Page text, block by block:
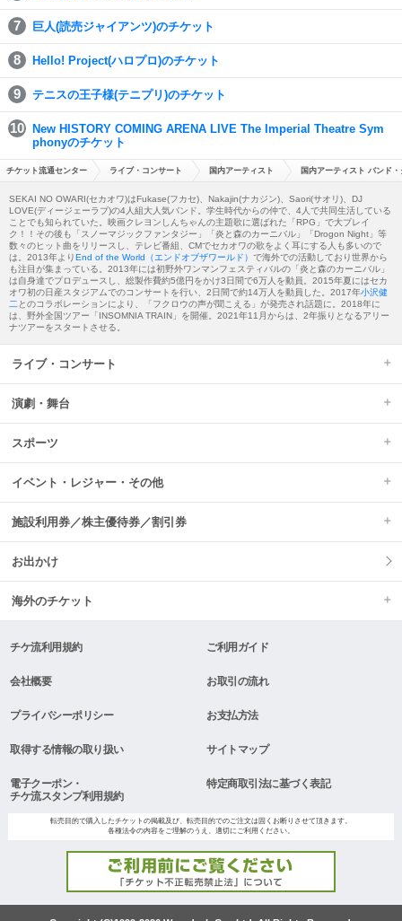
巨人(読売ジャイアンツ)のチケット
Hello! Project(ハロプロ)のチケット
テニスの王子様(テニプリ)のチケット
New HISTORY COMING ARENA LIVE The Imperial Theatre Sym
phonyのチケット
チケット流通センター ライブ・コンサート 国内アーティスト 国内アーティスト バンド
SEKAI NO OWARI(セカオワ)はFukase(フカセ)、Nakajin(ナカジン)、Saori(サオリ)、DJ
LOVE(ディージェーラブ)の4人組大人気バンド。学生時代からの仲で、4人で共同生活している
ことでも知られていた。映画クレヨンしんちゃんの主題歌に選ばれた「RPG」で大ブレイ
ク！！その後も「スノーマジックファンタジー」「炎と森のカーニバル」「Drogon Night」等
数々のヒット曲をリリースし、テレビ番組、CMでセカオワの歌をよく耳にする人も多いので
は。2013年よりEnd of the World（エンドオブザワールド） で海外での活動しており世界から
も注目が集まっている。2013年には初野外ワンマンフェスティバルの「炎と森のカーニバル」
は自身達でプロデュースし、総製作費約5億円をかけ3日間で6万人を動員。2015年夏にはセカ
オワ初の日産スタジアムでのコンサートを行い、2日間で約14万人を動員した。2017年小沢健
二 とのコラボレーションにより、「フクロウの声が聞こえる」が発売され話題に。2018年に
は、野外全国ツアー「INSOMNIA TRAIN」を開催。2021年11月からは、2年振りとなるアリー
ナツアーをスタートさせる。
ライブ・コンサート
演劇・舞台
スポーツ
イベント・レジャー・その他
施設利用券／株主優待券／割引券
お出かけ
海外のチケット
チケ流利用規約 ご利用ガイド
会社概要 お取引の流れ
プライバシーポリシー お支払方法
取得する情報の取り扱い サイトマップ
電子クーポン・
チケ流スタンプ利用規約
特定商取引法に基づく表記
転売目的で購入したチケットの掲載及び、転売目的でのご注文は固くお断りさせて頂きます。
各種法令の内容をご理解のうえ、適切にご利用ください。